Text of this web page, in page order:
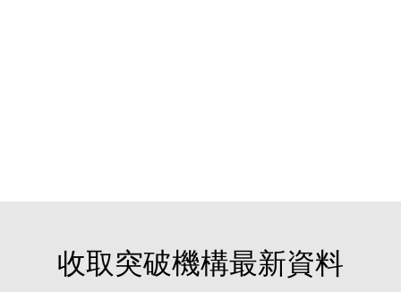
收取突破機構最新資料